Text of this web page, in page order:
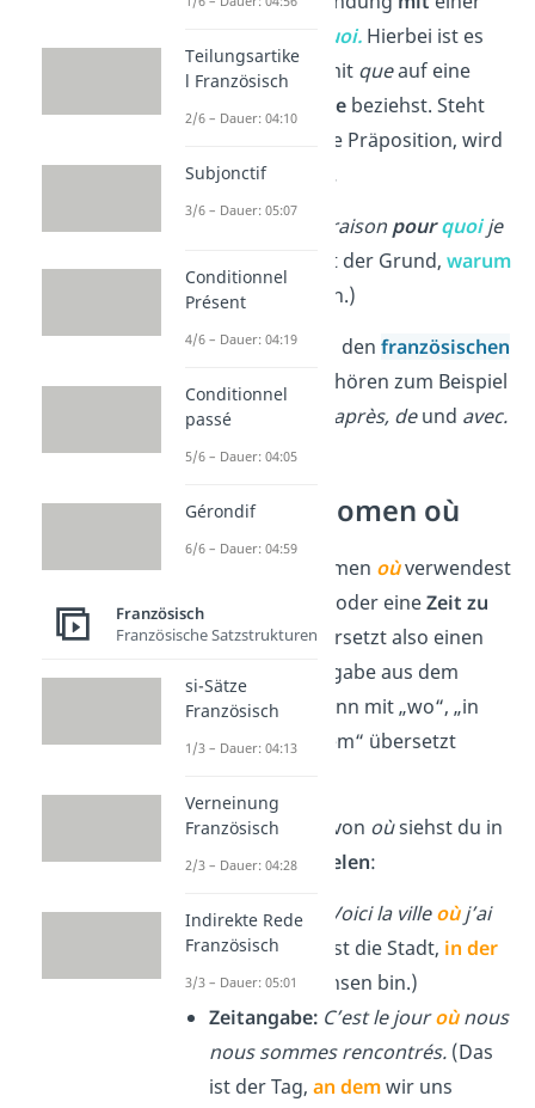
quoi.Hierbei ist es
egal, ob du dich mit queauf eine
Person oder Sachebeziehst. Steht
im Relativsatz eine Präposition, wird
es immer zu
quoi.
Beispiel:
C’est la raison pourquoije
(Das ist der Grund, warum
ich gekommen bin.)
Gut zu wissen:
Zu den französischen
Präpositionen
gehören zum Beispiel
à, en, chez, dans, après, deund avec.
Relativpronomen où
Das Relativpronomen oùverwendest
du, um einen
oder eineZeit zu
beschreiben. Es ersetzt also einen
Orts- oder Zeitangabe aus dem
Hauptsatz und kann mit „wo“, „in
dem“ oder „an dem“ übersetzt
Die Verwendung von oùsiehst du in
folgendenBeispielen:
Ortsangabe:
Voici la villeoùj’ai
grandi.(Hier ist die Stadt, in der
ich aufgewachsen bin.)
Zeitangabe: C’est le jouroùnous
nous sommes rencontrés. (Das
ist der Tag, an demwir uns
Teilungsartike
l Französisch
2/6 – Dauer: 04:10
Subjonctif
3/6 – Dauer: 05:07
Conditionnel
Présent
4/6 – Dauer: 04:19
Conditionnel
passé
5/6 – Dauer: 04:05
Gérondif
6/6 – Dauer: 04:59
Französisch
Französische Satzstrukturen
si-Sätze
Französisch
1/3 – Dauer: 04:13
Verneinung
Französisch
2/3 – Dauer: 04:28
Indirekte Rede
Französisch
3/3 – Dauer: 05:01